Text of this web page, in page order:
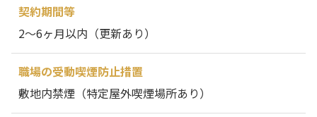
契約期間等
2～6ヶ月以内（更新あり）
職場の受動喫煙防止措置
敷地内禁煙（特定屋外喫煙場所あり）